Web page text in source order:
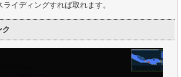
イディングすれば取れます。
ク